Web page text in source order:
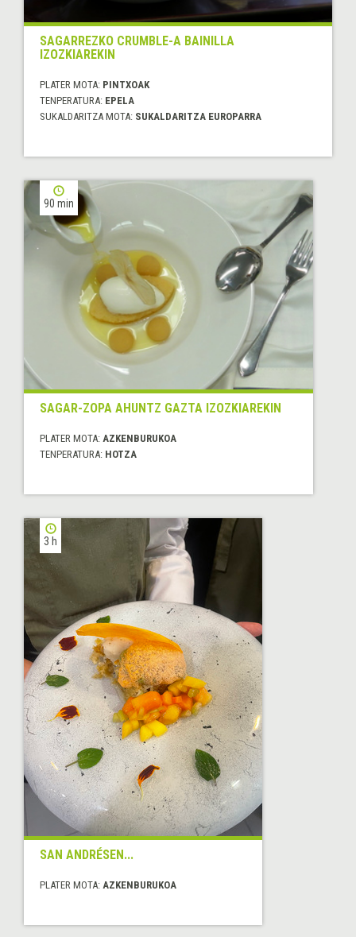
SAGARREZKO CRUMBLE-A BAINILLA
IZOZKIAREKIN
PLATER MOTA: PINTXOAK
TENPERATURA: EPELA
SUKALDARITZA MOTA: SUKALDARITZA EUROPARRA
90 min
SAGAR-ZOPA AHUNTZ GAZTA IZOZKIAREKIN
PLATER MOTA: AZKENBURUKOA
TENPERATURA: HOTZA
3 h
SAN ANDRÉSEN...
PLATER MOTA: AZKENBURUKOA